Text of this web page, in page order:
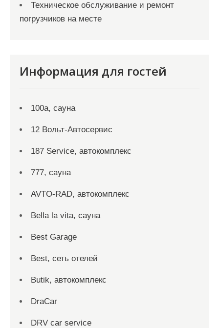
Техническое обслуживание и ремонт
погрузчиков на месте
Информация для гостей
100а, сауна
12 Вольт-Автосервис
187 Service, автокомплекс
777, сауна
AVTO-RAD, автокомплекс
Bella la vita, сауна
Best Garage
Best, сеть отелей
Butik, автокомплекс
DraCar
DRV car service